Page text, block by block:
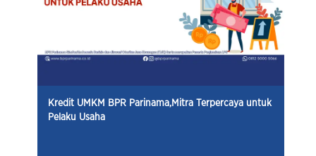
Kredit UMKM BPR Parinama,Mitra Terpercaya untuk
Pelaku Usaha